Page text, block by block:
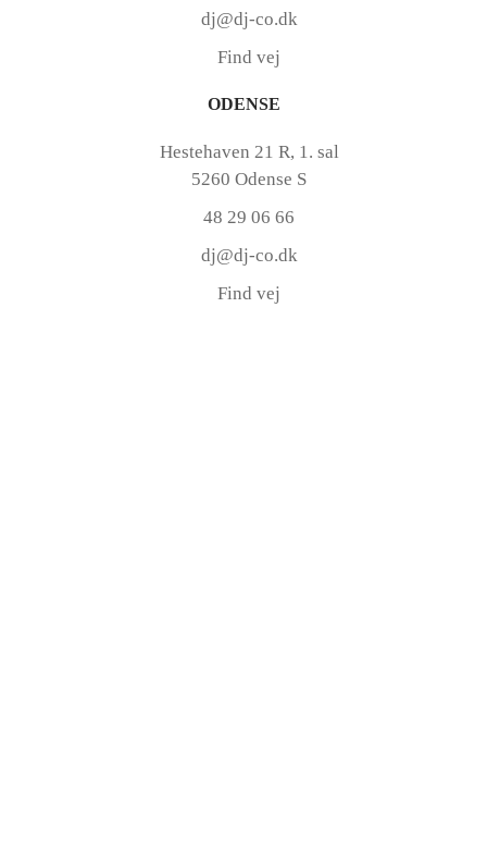
dj@dj-co.dk
Find vej
ODENSE
Hestehaven 21 R, 1. sal
5260 Odense S
48 29 06 66
dj@dj-co.dk
Find vej